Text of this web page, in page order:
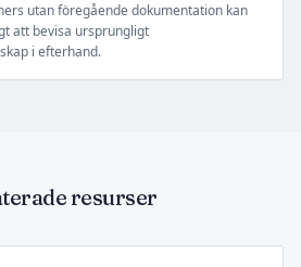
utan föregående dokumentation kan
att bevisa ursprungligt
i efterhand.
resurser